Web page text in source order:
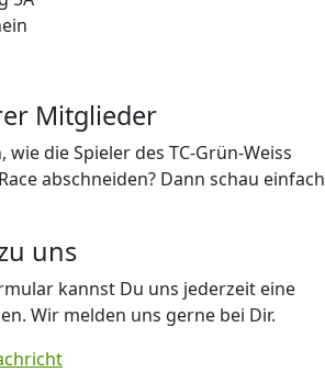
Mitglieder
die Spieler des TC-Grün-Weiss
abschneiden? Dann schau einfach
uns
kannst Du uns jederzeit eine
Wir melden uns gerne bei Dir.